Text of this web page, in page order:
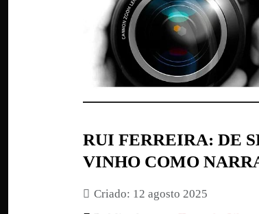
RUI FERREIRA: DE
VINHO COMO
Criado: 12 agosto 2025